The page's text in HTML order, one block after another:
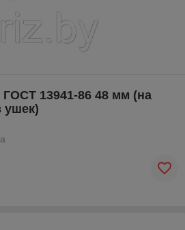
13941-86 48 мм (на
ушек)